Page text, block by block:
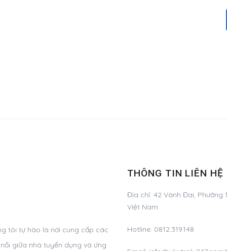
tôi tự hào là nơi cung cấp các
giữa nhà tuyển dụng và ứng
THÔNG TIN LIÊN HỆ
Địa chỉ: 42 Vành Đai, Phường
Việt Nam
Hotline: 0812.319.148